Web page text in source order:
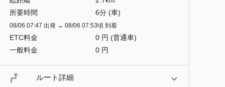
所要時間
6分 (車)
08/06 07:47 出発 → 08/06 07:53頃 到着
ETC料金
0 円 (普通車)
一般料金
0 円
ルート詳細